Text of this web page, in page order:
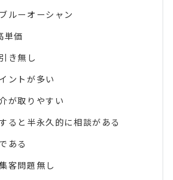
ルーオーシャン
単価
き無し
ントが多い
が取りやすい
ると半永久的に相談がある
ある
客問題無し